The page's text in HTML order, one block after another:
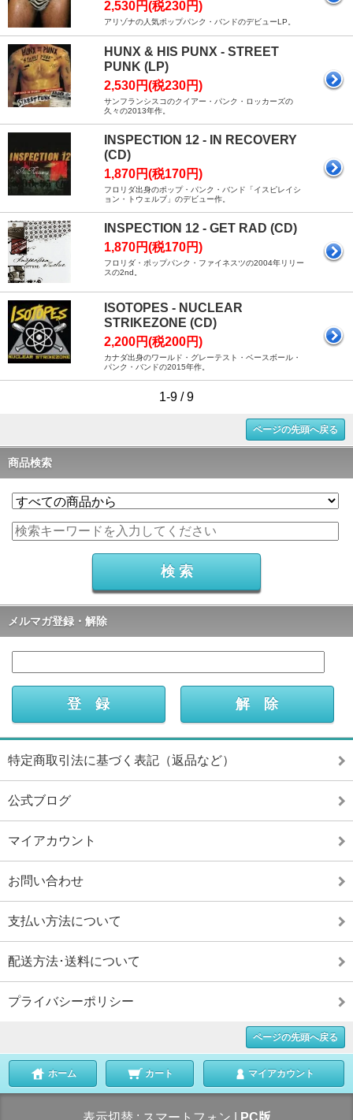
2,530円(税230円)
アリゾナの人気ポップパンク・バンドのデビューLP。
HUNX & HIS PUNX - STREET
PUNK (LP)
2,530円(税230円)
サンフランシスコのクイアー・パンク・ロッカーズの
久々の2013年作。
INSPECTION 12 - IN RECOVERY
(CD)
1,870円(税170円)
フロリダ出身のポップ・パンク・バンド「イスピレイシ
ョン・トウェルブ」のデビュー作。
INSPECTION 12 - GET RAD (CD)
1,870円(税170円)
フロリダ・ポップパンク・ファイネスツの2004年リリー
スの2nd。
ISOTOPES - NUCLEAR
STRIKEZONE (CD)
2,200円(税200円)
カナダ出身のワールド・グレーテスト・ベースボール・
パンク・バンドの2015年作。
1-9 / 9
ページの先頭へ戻る
商品検索
メルマガ登録・解除
特定商取引法に基づく表記（返品など）
公式ブログ
マイアカウント
お問い合わせ
支払い方法について
配送方法･送料について
プライバシーポリシー
ページの先頭へ戻る
ホーム カート マイアカウント
表示切替 : スマートフォン PC版